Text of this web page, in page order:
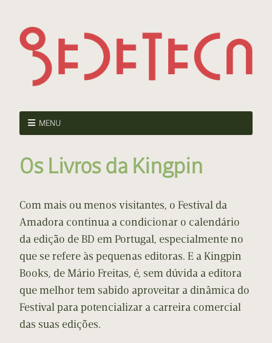
MENU
Os Livros da Kingpin
Com mais ou menos visitantes, o Festival da
Amadora continua a condicionar o calendário
da edição de BD em Portugal, especialmente no
que se refere às pequenas editoras. E a Kingpin
Books, de Mário Freitas, é, sem dúvida a editora
que melhor tem sabido aproveitar a dinâmica do
Festival para potencializar a carreira comercial
das suas edições.